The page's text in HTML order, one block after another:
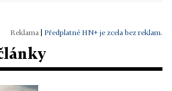
Předplatné HN+ je zcela bez reklam.